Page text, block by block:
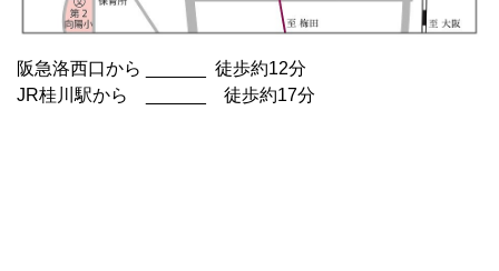
阪急洛西口から ______ 徒歩約12分
JR桂川駅から ______ 徒歩約17分